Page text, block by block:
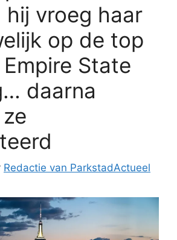
hij vroeg haar
op de top
State
daarna
Redactie van ParkstadActueel